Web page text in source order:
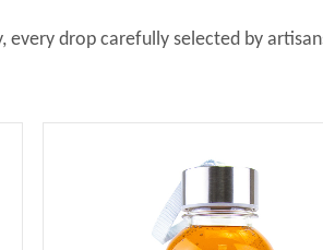
every drop carefully selected by